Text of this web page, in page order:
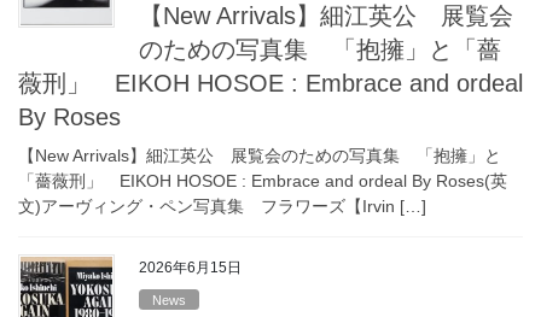
【New Arrivals】細江英公 展覧会
のための写真集 「抱擁」と「薔
薇刑」 EIKOH HOSOE : Embrace and ordeal
By Roses
【New Arrivals】細江英公 展覧会のための写真集 「抱擁」と
「薔薇刑」 EIKOH HOSOE : Embrace and ordeal By Roses(英
文)アーヴィング・ペン写真集 フラワーズ【Irvin […]
2026年6月15日
News